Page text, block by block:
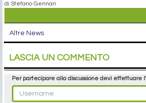
di Stefano Gennari
Altre News
LASCIA UN COMMENTO
Per partecipare alla discussione devi effettuare